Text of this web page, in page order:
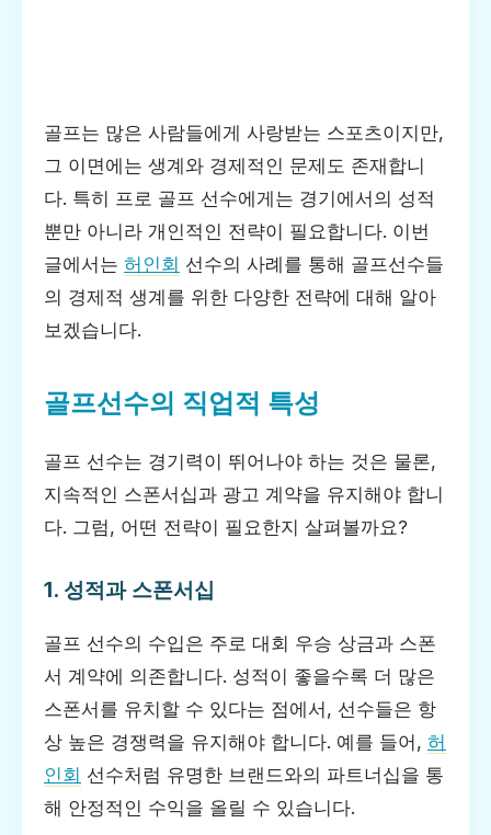
골프는 많은 사람들에게 사랑받는 스포츠이지만,
그 이면에는 생계와 경제적인 문제도 존재합니
다. 특히 프로 골프 선수에게는 경기에서의 성적
뿐만 아니라 개인적인 전략이 필요합니다. 이번
글에서는 허인회 선수의 사례를 통해 골프선수들
의 경제적 생계를 위한 다양한 전략에 대해 알아
보겠습니다.
골프선수의 직업적 특성
골프 선수는 경기력이 뛰어나야 하는 것은 물론,
지속적인 스폰서십과 광고 계약을 유지해야 합니
다. 그럼, 어떤 전략이 필요한지 살펴볼까요?
1. 성적과 스폰서십
골프 선수의 수입은 주로 대회 우승 상금과 스폰
서 계약에 의존합니다. 성적이 좋을수록 더 많은
스폰서를 유치할 수 있다는 점에서, 선수들은 항
상 높은 경쟁력을 유지해야 합니다. 예를 들어, 허
인회 선수처럼 유명한 브랜드와의 파트너십을 통
해 안정적인 수익을 올릴 수 있습니다.